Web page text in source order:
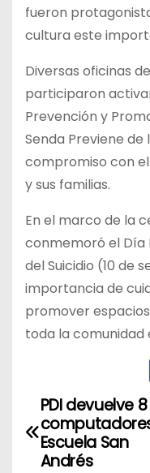
fueron
cultura este
Diversas oficinas
participaron
Prevención y
Senda Previene
compromiso con
y sus familias.
En el marco de la
conmemoró el Día
del Suicidio (10 de
importancia de
promover
toda la comunidad
N
a
PDI devuelve 8
Escuela San
Andrés